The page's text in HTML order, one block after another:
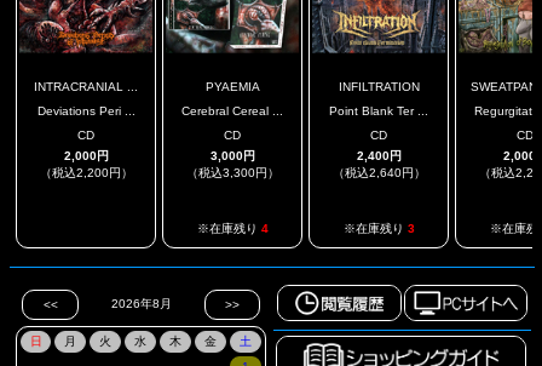
INTRACRANIAL ...
Deviations Peri ...
CD
2,000円
（税込2,200円）
PYAEMIA
Cerebral Cereal ...
CD
3,000円
（税込3,300円）
※在庫残り 4
INFILTRATION
Point Blank Ter ...
CD
2,400円
（税込2,640円）
※在庫残り 3
CD
2,000
（税込
※在庫残